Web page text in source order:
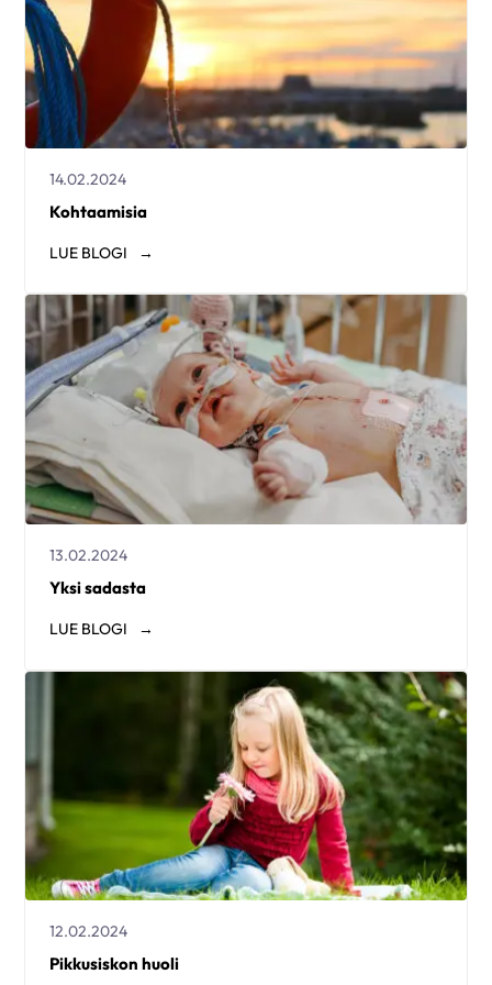
14.02.2024
Kohtaamisia
LUE BLOGI
13.02.2024
Yksi sadasta
LUE BLOGI
12.02.2024
Pikkusiskon huoli